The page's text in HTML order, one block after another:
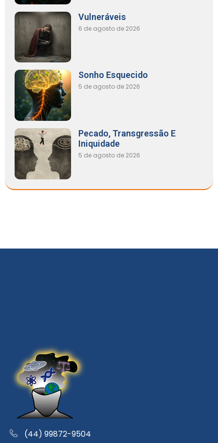
Vulneráveis
6 de agosto de 2026
Sonho Esquecido
5 de agosto de 2026
Pecado, Transgressão E
Iniquidade
5 de agosto de 2026
(44) 99872-9504